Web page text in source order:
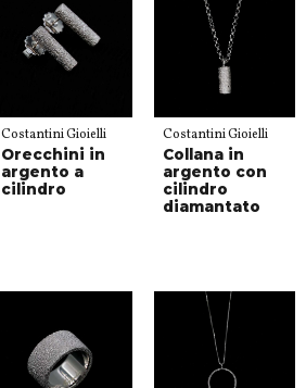
Costantini Gioielli
Orecchini in
argento a
cilindro
Costantini Gioielli
Collana in
argento con
cilindro
diamantato